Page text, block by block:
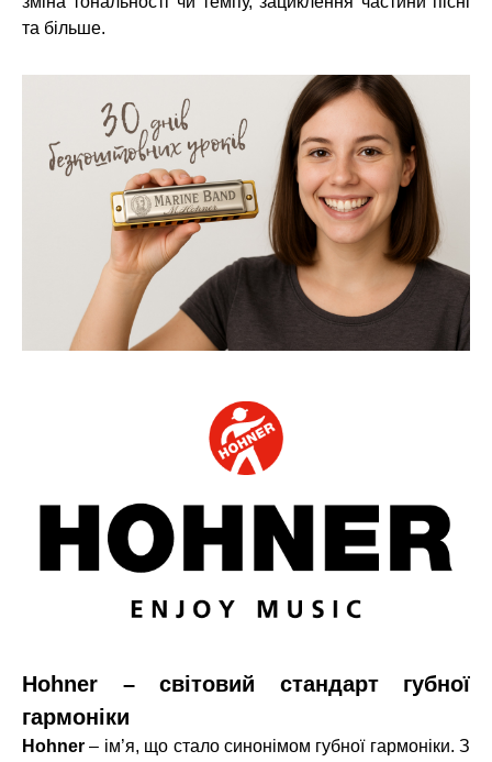
та більше.
Hohner – світовий стандарт губної
гармоніки
Hohner– ім’я, що стало синонімом губної гармоніки. З